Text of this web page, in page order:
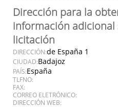
Dirección para la
información
licitación
DIRECCIÓN:de España 1
CIUDAD:Badajoz
PAÍS:España
TLFNO:
FAX:
CORREO ELETRÓNICO:
DIRECCIÓN WEB: